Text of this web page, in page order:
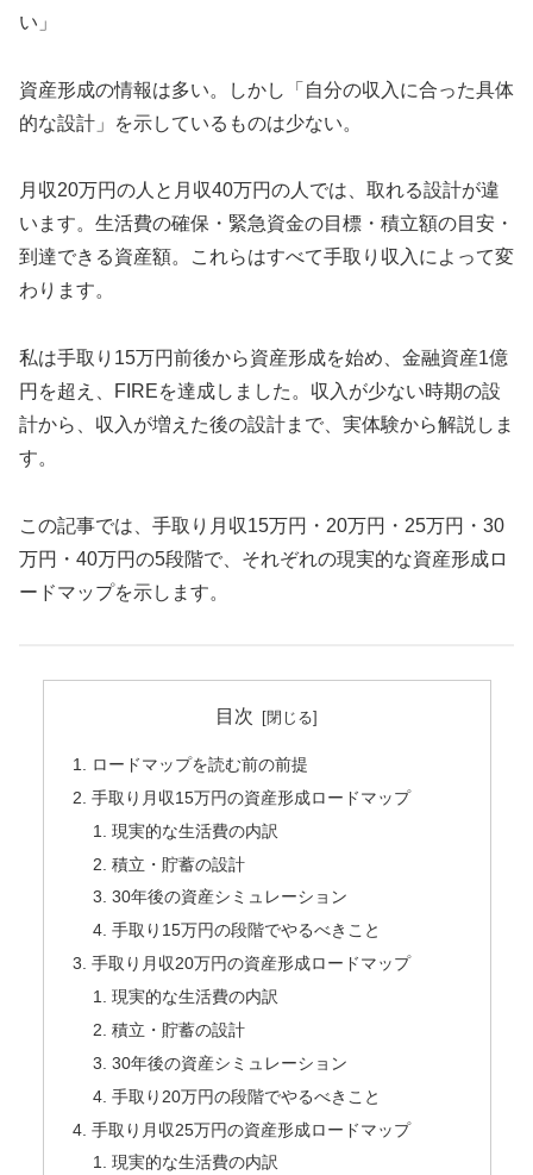
い」
資産形成の情報は多い。しかし「自分の収入に合った具体
的な設計」を示しているものは少ない。
月収20万円の人と月収40万円の人では、取れる設計が違
います。生活費の確保・緊急資金の目標・積立額の目安・
到達できる資産額。これらはすべて手取り収入によって変
わります。
私は手取り15万円前後から資産形成を始め、金融資産1億
円を超え、FIREを達成しました。収入が少ない時期の設
計から、収入が増えた後の設計まで、実体験から解説しま
す。
この記事では、手取り月収15万円・20万円・25万円・30
万円・40万円の5段階で、それぞれの現実的な資産形成ロ
ードマップを示します。
目次
ロードマップを読む前の前提
手取り月収15万円の資産形成ロードマップ
現実的な生活費の内訳
積立・貯蓄の設計
30年後の資産シミュレーション
手取り15万円の段階でやるべきこと
手取り月収20万円の資産形成ロードマップ
現実的な生活費の内訳
積立・貯蓄の設計
30年後の資産シミュレーション
手取り20万円の段階でやるべきこと
手取り月収25万円の資産形成ロードマップ
現実的な生活費の内訳